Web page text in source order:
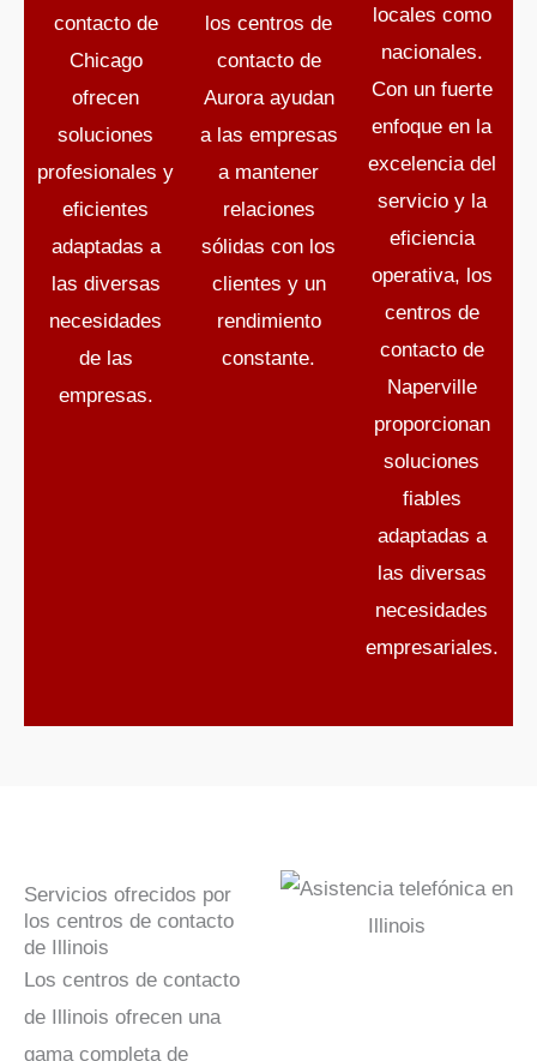
contacto de
Chicago
ofrecen
soluciones
profesionales y
eficientes
adaptadas a
las diversas
necesidades
de las
empresas.
los centros de
contacto de
Aurora ayudan
a las empresas
a mantener
relaciones
sólidas con los
clientes y un
rendimiento
constante.
locales como
nacionales.
Con un fuerte
enfoque en la
excelencia del
servicio y la
eficiencia
operativa, los
centros de
contacto de
Naperville
proporcionan
soluciones
fiables
adaptadas a
las diversas
necesidades
empresariales.
Servicios ofrecidos por
los centros de contacto
de Illinois
Los centros de contacto
de Illinois ofrecen una
gama completa de